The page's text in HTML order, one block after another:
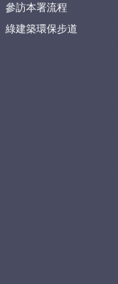
參訪本署流程
綠建築環保步道